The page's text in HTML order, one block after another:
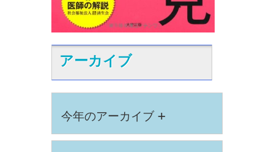
アーカイブ
今年のアーカイブ +